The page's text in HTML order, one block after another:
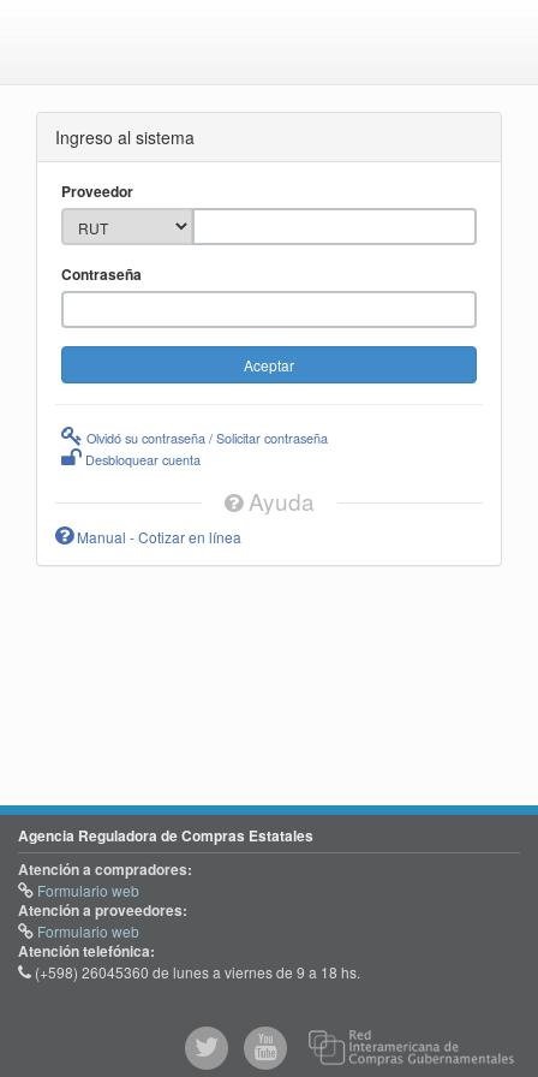
Ingreso al sistema
Proveedor
Contraseña
Olvidó su contraseña / Solicitar contraseña
Desbloquear cuenta
Ayuda
Manual - Cotizar en línea
Agencia Reguladora de Compras Estatales
Atención a compradores:
Formulario web
Atención a proveedores:
Formulario web
Atención telefónica:
(+598) 26045360 de lunes a viernes de 9 a 18 hs.
@comprasgubuy
ACCE